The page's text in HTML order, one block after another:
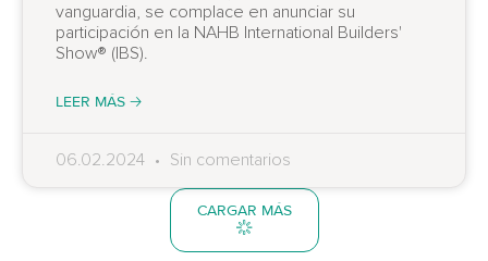
vanguardia, se complace en anunciar su
participación en la NAHB International Builders'
Show® (IBS).
LEER MÁS 🡢
06.02.2024 Sin comentarios
CARGAR MÁS